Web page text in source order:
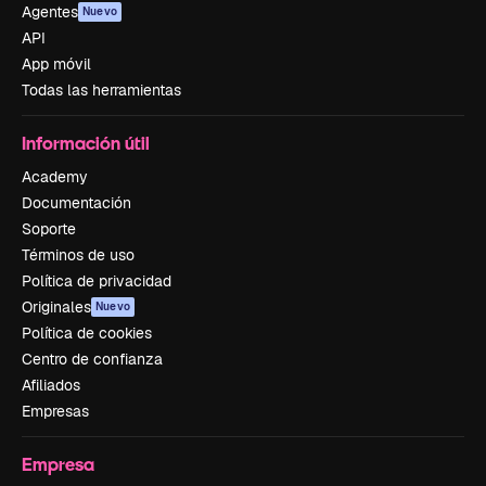
Agentes Nuevo
API
App móvil
Todas las herramientas
Información útil
Academy
Documentación
Soporte
Términos de uso
Política de privacidad
Originales Nuevo
Política de cookies
Centro de confianza
Afiliados
Empresas
Empresa